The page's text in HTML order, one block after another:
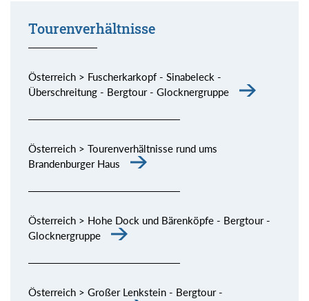
Tourenverhältnisse
Österreich > Fuscherkarkopf - Sinabeleck -
Überschreitung - Bergtour - Glocknergruppe
Österreich > Tourenverhältnisse rund ums
Brandenburger Haus
Österreich > Hohe Dock und Bärenköpfe - Bergtour -
Glocknergruppe
Österreich > Großer Lenkstein - Bergtour -